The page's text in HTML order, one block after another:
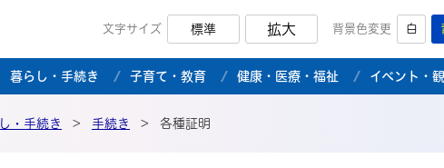
那珂市公式ホームページ
文字サイズ 標準 拡大 背景色変更 白
暮らし・手続き 子育て・教育 健康・医療・福祉 イベント・
・手続き > 手続き > 各種証明